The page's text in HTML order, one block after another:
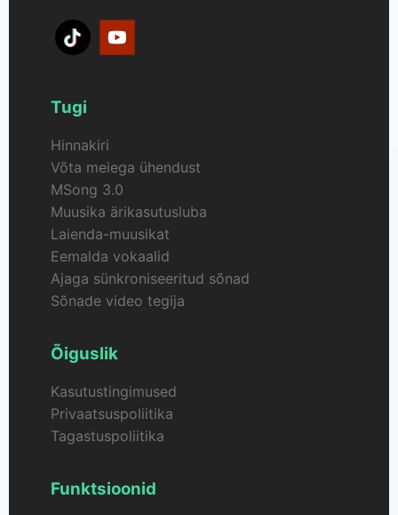
Tugi
Hinnakiri
Võta meiega ühendust
MSong 3.0
Muusika ärikasutusluba
Laienda-muusikat
Eemalda vokaalid
Ajaga sünkroniseeritud sõnad
Sõnade video tegija
Õiguslik
Kasutustingimused
Privaatsuspoliitika
Tagastuspoliitika
Funktsioonid